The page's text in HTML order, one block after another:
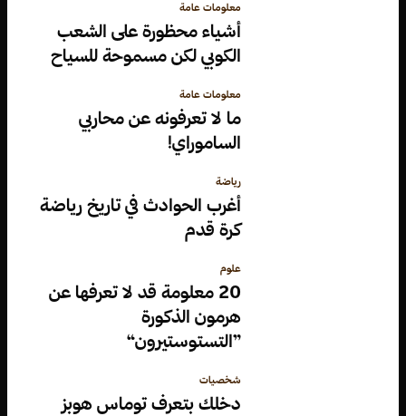
معلومات عامة
أشياء محظورة على الشعب
الكوبي لكن مسموحة للسياح
معلومات عامة
ما لا تعرفونه عن محاربي
الساموراي!
رياضة
أغرب الحوادث في تاريخ رياضة
كرة قدم
علوم
20 معلومة قد لا تعرفها عن
هرمون الذكورة
”التستوستيرون“
شخصيات
دخلك بتعرف توماس هوبز